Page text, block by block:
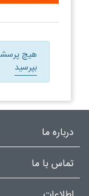
هیچ
بپرسید
درباره ما
تماس با ما